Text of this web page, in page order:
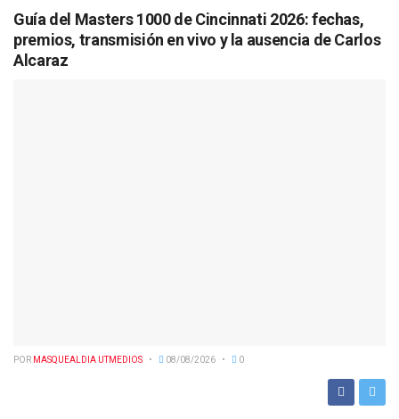
Guía del Masters 1000 de Cincinnati 2026: fechas,
premios, transmisión en vivo y la ausencia de Carlos
Alcaraz
POR MASQUEALDIA UTMEDIOS 08/08/2026 0